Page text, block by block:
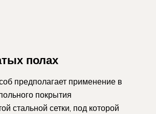
полах
предполагает применение в
покрытия
стальной сетки, под которой